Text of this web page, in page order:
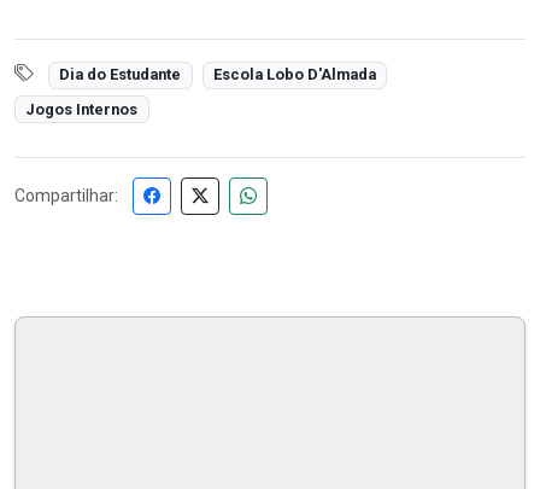
Dia do Estudante
Escola Lobo D'Almada
Jogos Internos
Compartilhar: